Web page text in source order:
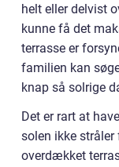
helt eller delvist
kunne få det
terrasse er
familien kan
knap så solrige
Det er rart at
solen ikke
overdækket